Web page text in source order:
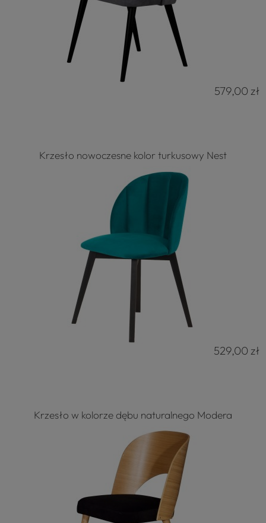
579,00 zł
Krzesło nowoczesne kolor turkusowy Nest
529,00 zł
Krzesło w kolorze dębu naturalnego Modera